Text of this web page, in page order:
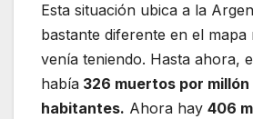
Esta situación ubica a la
bastante diferente en el mapa
venía teniendo. Hasta ahora,
había 326 muertos por millón
habitantes. Ahora hay 406